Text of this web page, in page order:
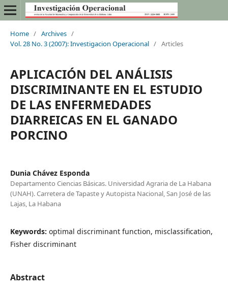
Home / Archives /
Vol. 28 No. 3 (2007): Investigacion Operacional / Articles
APLICACIÓN DEL ANÁLISIS
DISCRIMINANTE EN EL ESTUDIO
DE LAS ENFERMEDADES
DIARREICAS EN EL GANADO
PORCINO
Dunia Chávez Esponda
Departamento Ciencias Básicas. Universidad Agraria de La Habana
(UNAH). Carretera de Tapaste y Autopista Nacional, San José de las
Lajas, La Habana
Keywords: optimal discriminant function, misclassification,
Fisher discriminant
Abstract